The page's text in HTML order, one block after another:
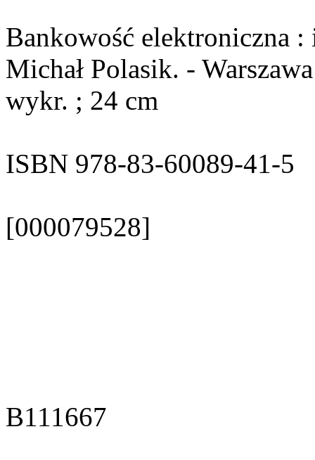
Bankowość elektroniczna
Michał Polasik. -
wykr. ; 24 cm
ISBN 978-83-60089-41-5
[000079528]
B111667